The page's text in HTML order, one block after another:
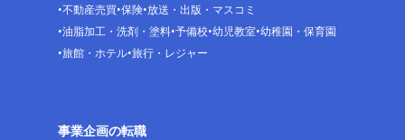
不動産売買 保険 放送・出版・マスコミ
油脂加工・洗剤・塗料 予備校 幼児教室 幼稚園・保育園
旅館・ホテル 旅行・レジャー
事業企画の転職